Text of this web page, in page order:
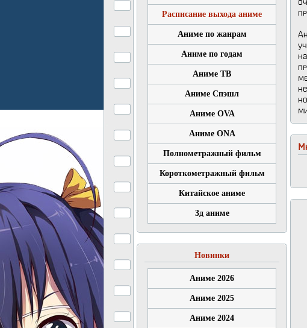
Расписание выхода аниме
Аниме по жанрам
Аниме по годам
Аниме ТВ
Аниме Спэшл
Аниме OVA
Аниме ONA
Полнометражный фильм
Короткометражный фильм
Китайское аниме
3д аниме
Новинки
Аниме 2026
Аниме 2025
Аниме 2024